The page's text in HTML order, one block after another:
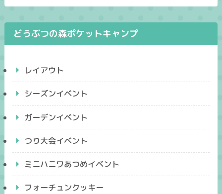
どうぶつの森ポケットキャンプ
レイアウト
シーズンイベント
ガーデンイベント
つり大会イベント
ミニハニワあつめイベント
フォーチュンクッキー